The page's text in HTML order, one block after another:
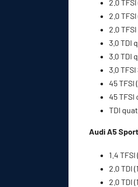
2.0
2.0
2.0
3.0 TDI
3.0 TDI
3.0
45 TFSI
45 TFSI
TDI
Audi A5
1.4 TFSI
2.0 TDI
2.0 TDI